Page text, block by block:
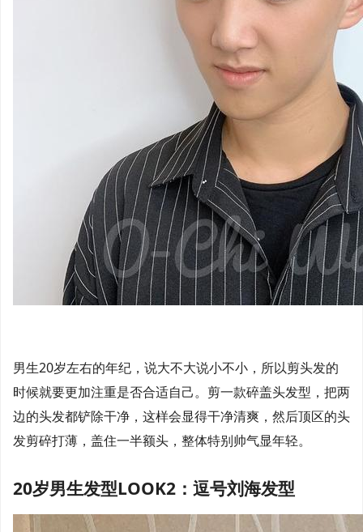
男生20岁左右的年纪，说大不大说小不小，所以剪头发的
时候就要更加注重是否合适自己。剪一款碎盖头发型，把两
边的头发都铲除干净，这样会显得干净清爽，然后顶区的头
发剪碎打薄，盖住一半额头，整体特别帅气显年轻。
20岁男生发型LOOK2：逗号刘海发型